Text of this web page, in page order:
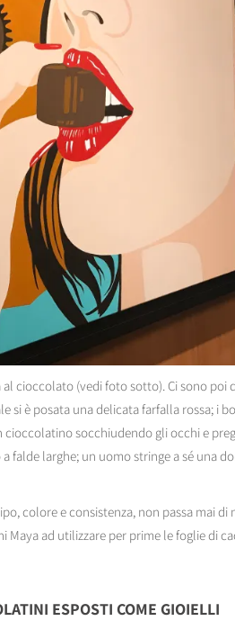
cioccolato (vedi foto sotto). Ci sono poi
si è posata una delicata farfalla rossa; i
socchiudendo gli occhi e
falde larghe; un uomo stringe a sé una
colore e consistenza, non passa mai
ad utilizzare per prime le foglie di
ESPOSTI COME GIOIELLI